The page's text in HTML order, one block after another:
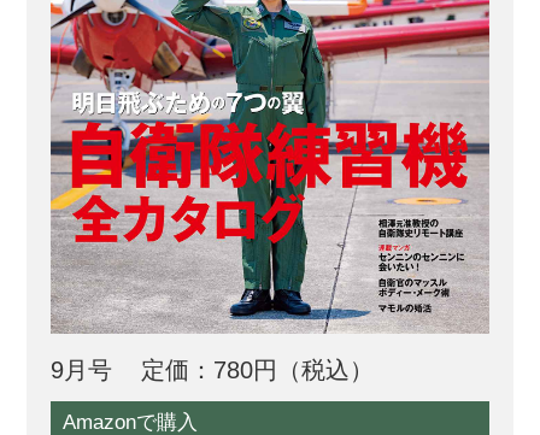
9月号 定価：780円（税込）
Amazonで購入